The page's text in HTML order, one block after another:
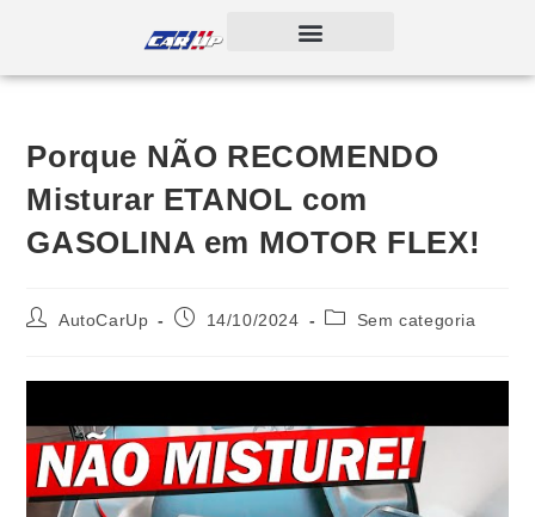
Porque NÃO RECOMENDO
Misturar ETANOL com
GASOLINA em MOTOR FLEX!
AutoCarUp 14/10/2024 Sem categoria